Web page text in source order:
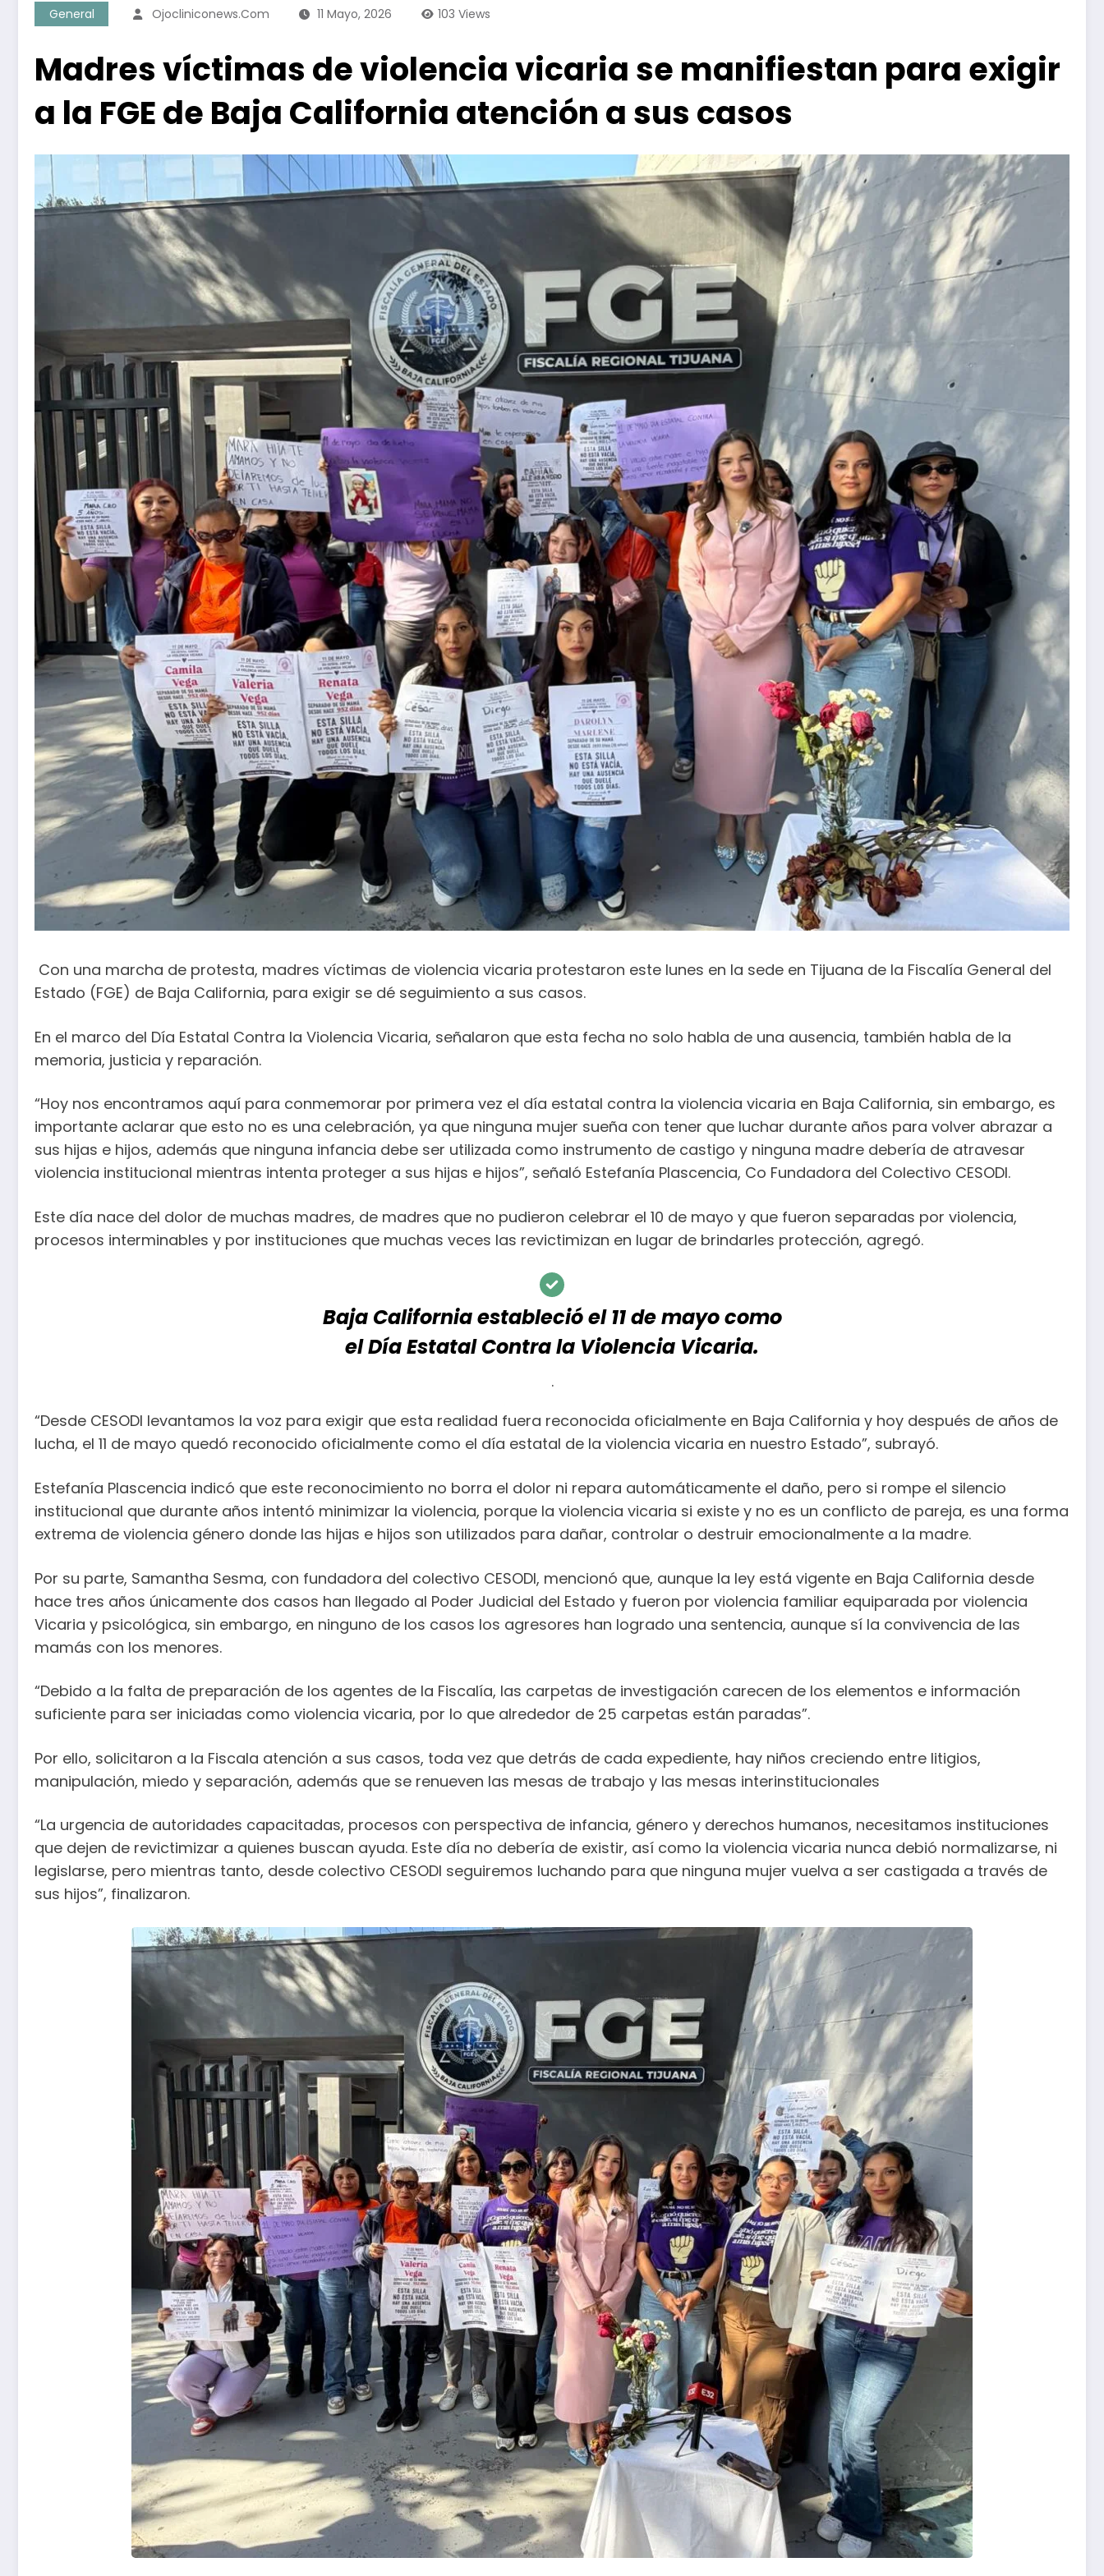
General Ojocliniconews.com 11 Mayo, 2026 103 Views
Madres víctimas de violencia vicaria se manifiestan para exigir
a la FGE de Baja California atención a sus casos
Con una marcha de protesta, madres víctimas de violencia vicaria protestaron este lunes en la sede en Tijuana de la Fiscalía General del
Estado (FGE) de Baja California, para exigir se dé seguimiento a sus casos.
En el marco del Día Estatal Contra la Violencia Vicaria, señalaron que esta fecha no solo habla de una ausencia, también habla de la
memoria, justicia y reparación.
“Hoy nos encontramos aquí para conmemorar por primera vez el día estatal contra la violencia vicaria en Baja California, sin embargo, es
importante aclarar que esto no es una celebración, ya que ninguna mujer sueña con tener que luchar durante años para volver abrazar a
sus hijas e hijos, además que ninguna infancia debe ser utilizada como instrumento de castigo y ninguna madre debería de atravesar
violencia institucional mientras intenta proteger a sus hijas e hijos”, señaló Estefanía Plascencia, Co Fundadora del Colectivo CESODI.
Este día nace del dolor de muchas madres, de madres que no pudieron celebrar el 10 de mayo y que fueron separadas por violencia,
procesos interminables y por instituciones que muchas veces las revictimizan en lugar de brindarles protección, agregó.
Baja California estableció el 11 de mayo como
el Día Estatal Contra la Violencia Vicaria.
.
“Desde CESODI levantamos la voz para exigir que esta realidad fuera reconocida oficialmente en Baja California y hoy después de años de
lucha, el 11 de mayo quedó reconocido oficialmente como el día estatal de la violencia vicaria en nuestro Estado”, subrayó.
Estefanía Plascencia indicó que este reconocimiento no borra el dolor ni repara automáticamente el daño, pero si rompe el silencio
institucional que durante años intentó minimizar la violencia, porque la violencia vicaria si existe y no es un conflicto de pareja, es una forma
extrema de violencia género donde las hijas e hijos son utilizados para dañar, controlar o destruir emocionalmente a la madre.
Por su parte, Samantha Sesma, con fundadora del colectivo CESODI, mencionó que, aunque la ley está vigente en Baja California desde
hace tres años únicamente dos casos han llegado al Poder Judicial del Estado y fueron por violencia familiar equiparada por violencia
Vicaria y psicológica, sin embargo, en ninguno de los casos los agresores han logrado una sentencia, aunque sí la convivencia de las
mamás con los menores.
“Debido a la falta de preparación de los agentes de la Fiscalía, las carpetas de investigación carecen de los elementos e información
suficiente para ser iniciadas como violencia vicaria, por lo que alrededor de 25 carpetas están paradas”.
Por ello, solicitaron a la Fiscala atención a sus casos, toda vez que detrás de cada expediente, hay niños creciendo entre litigios,
manipulación, miedo y separación, además que se renueven las mesas de trabajo y las mesas interinstitucionales
“La urgencia de autoridades capacitadas, procesos con perspectiva de infancia, género y derechos humanos, necesitamos instituciones
que dejen de revictimizar a quienes buscan ayuda. Este día no debería de existir, así como la violencia vicaria nunca debió normalizarse, ni
legislarse, pero mientras tanto, desde colectivo CESODI seguiremos luchando para que ninguna mujer vuelva a ser castigada a través de
sus hijos”, finalizaron.